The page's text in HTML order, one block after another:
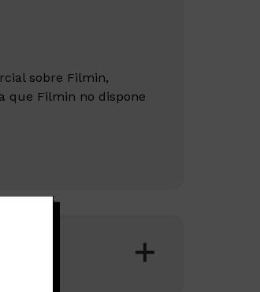
sobre Filmin,
que Filmin no dispone